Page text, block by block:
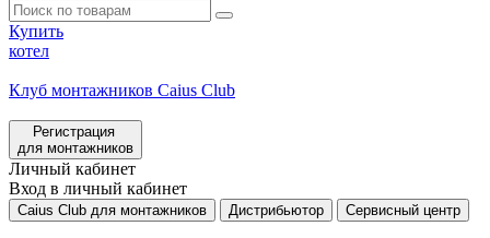
Купить
котел
Клуб монтажников Caius Club
Регистрация
для монтажников
Личный кабинет
Вход в личный кабинет
Caius Club для монтажников Дистрибьютор Сервисный центр